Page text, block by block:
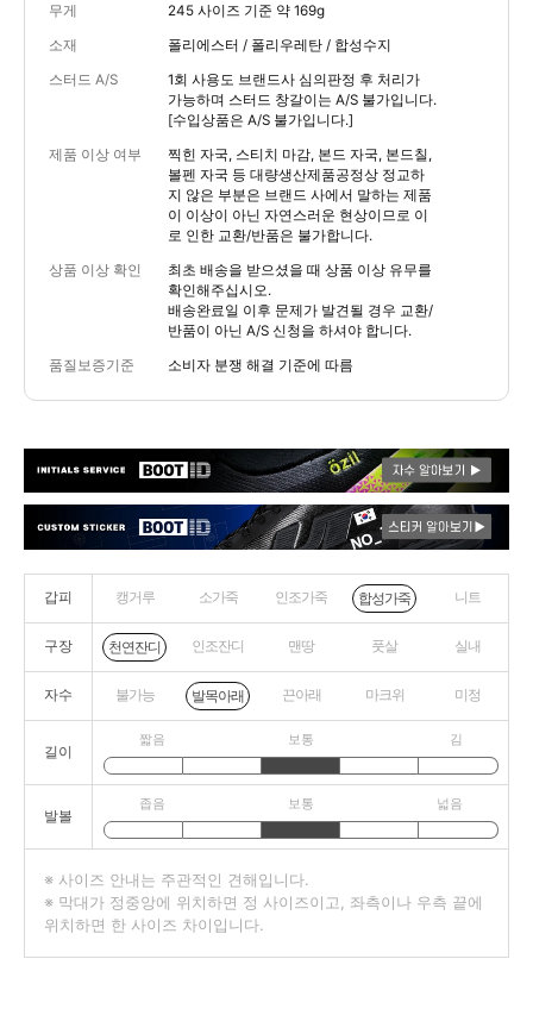
무게 245 사이즈 기준 약 169g
소재 폴리에스터 / 폴리우레탄 / 합성수지
스터드 A/S
1회 사용도 브랜드사 심의판정 후 처리가
가능하며 스터드 창갈이는 A/S 불가입니다.
[수입상품은 A/S 불가입니다.]
제품 이상 여부
찍힌 자국, 스티치 마감, 본드 자국, 본드칠,
볼펜 자국 등 대량생산제품공정상 정교하
지 않은 부분은 브랜드 사에서 말하는 제품
이 이상이 아닌 자연스러운 현상이므로 이
로 인한 교환/반품은 불가합니다.
상품 이상 확인
최초 배송을 받으셨을 때 상품 이상 유무를
확인해주십시오.
배송완료일 이후 문제가 발견될 경우 교환/
반품이 아닌 A/S 신청을 하셔야 합니다.
품질보증기준 소비자 분쟁 해결 기준에 따름
갑피 캥거루 소가죽 인조가죽 합성가죽 니트
구장 천연잔디 인조잔디 맨땅 풋살 실내
자수 불가능 발목아래 끈아래 마크위 미정
길이
짧음 보통 김
발볼
좁음 보통 넓음
※ 사이즈 안내는 주관적인 견해입니다.
※ 막대가 정중앙에 위치하면 정 사이즈이고, 좌측이나 우측 끝에
위치하면 한 사이즈 차이입니다.